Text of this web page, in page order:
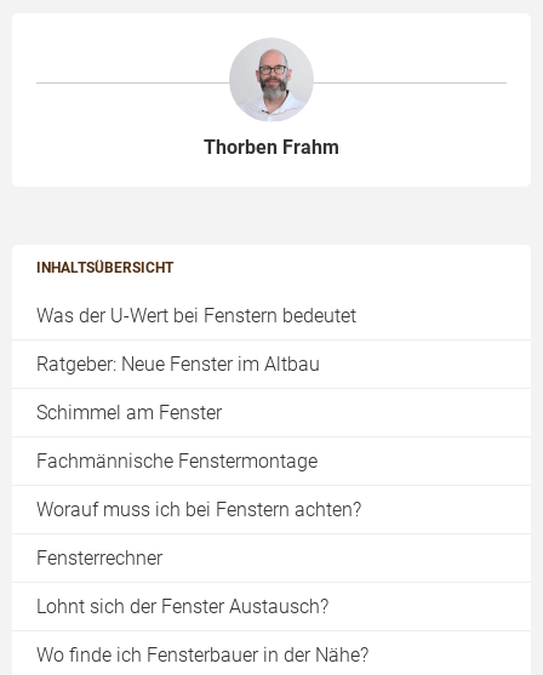
INHALTSÜBERSICHT
Was der U-Wert bei Fenstern bedeutet
Ratgeber: Neue Fenster im Altbau
Schimmel am Fenster
Fachmännische Fenstermontage
Worauf muss ich bei Fenstern achten?
Fensterrechner
Lohnt sich der Fenster Austausch?
Wo finde ich Fensterbauer in der Nähe?
Thorben Frahm